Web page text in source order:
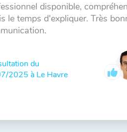
disponible,
le temps d'expliquer. Très
du
2025 à Le Havre